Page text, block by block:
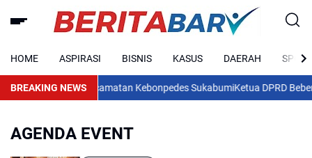
HOME ASPIRASI BISNIS KASUS DAERAH SPORT
BREAKING NEWS
di Kecamatan Kebonpedes SukabumiKetua DPRD Beberkan
AGENDA EVENT